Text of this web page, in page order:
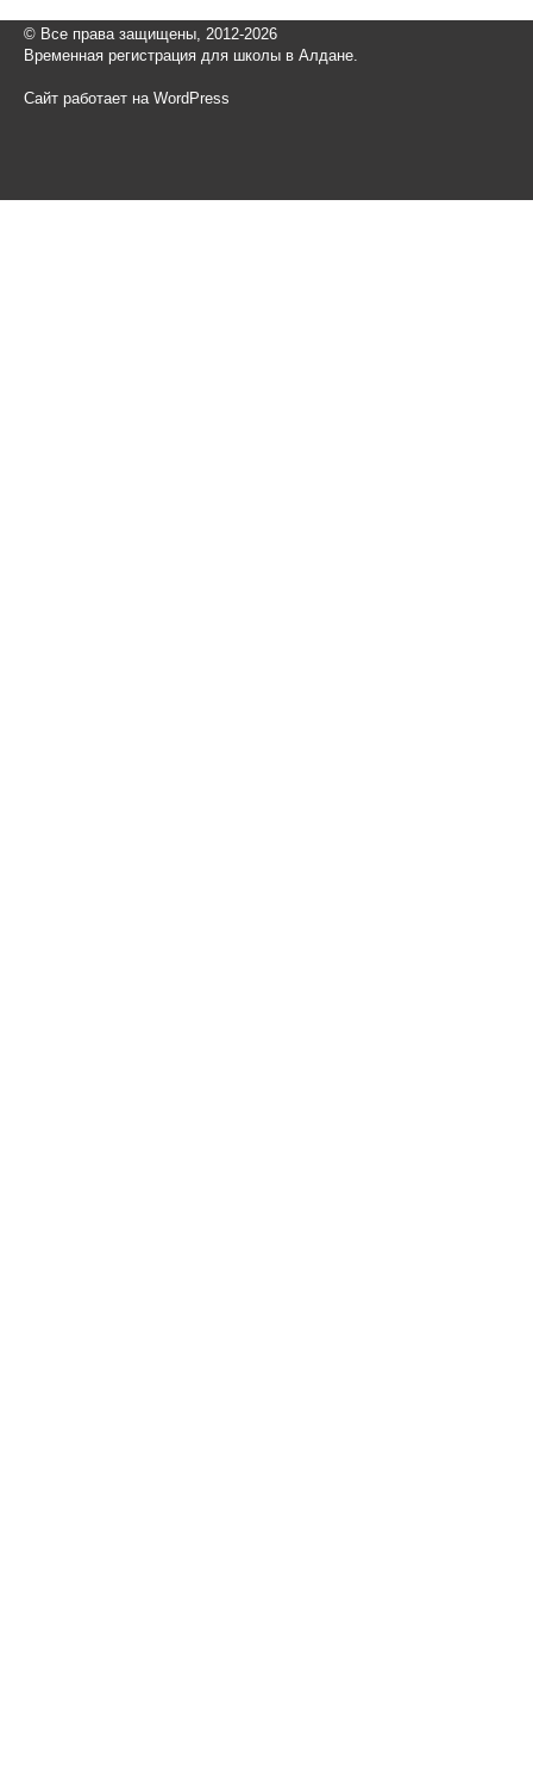
© Все права защищены, 2012-2026
Временная регистрация для школы в Алдане.
Сайт работает на WordPress